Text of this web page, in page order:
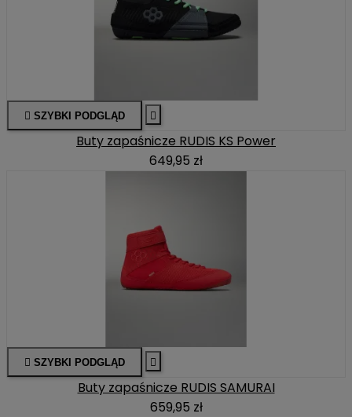
 SZYBKI PODGLĄD 
Buty zapaśnicze RUDIS KS Power
649,95 zł
 SZYBKI PODGLĄD 
Buty zapaśnicze RUDIS SAMURAI
659,95 zł